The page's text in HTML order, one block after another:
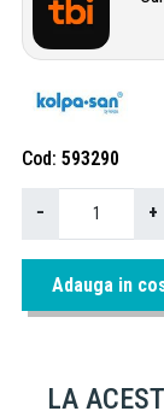
Cod 593290
− +
Adauga in
LA